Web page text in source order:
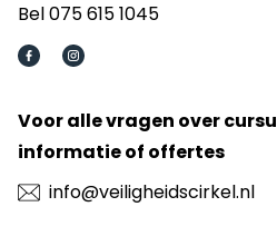
Bel 075 615 1045
Voor alle vragen over
informatie of offertes
info@veiligheidscirkel.nl